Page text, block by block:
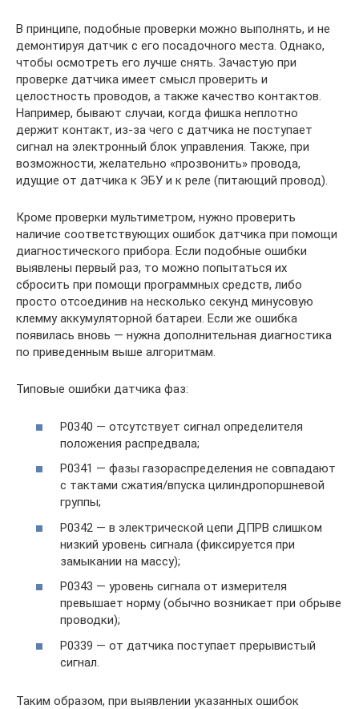
В принципе, подобные проверки можно выполнять, и не
демонтируя датчик с его посадочного места. Однако,
чтобы осмотреть его лучше снять. Зачастую при
проверке датчика имеет смысл проверить и
целостность проводов, а также качество контактов.
Например, бывают случаи, когда фишка неплотно
держит контакт, из-за чего с датчика не поступает
сигнал на электронный блок управления. Также, при
возможности, желательно «прозвонить» провода,
идущие от датчика к ЭБУ и к реле (питающий провод).
Кроме проверки мультиметром, нужно проверить
наличие соответствующих ошибок датчика при помощи
диагностического прибора. Если подобные ошибки
выявлены первый раз, то можно попытаться их
сбросить при помощи программных средств, либо
просто отсоединив на несколько секунд минусовую
клемму аккумуляторной батареи. Если же ошибка
появилась вновь — нужна дополнительная диагностика
по приведенным выше алгоритмам.
Типовые ошибки датчика фаз:
P0340 — отсутствует сигнал определителя
положения распредвала;
P0341 — фазы газораспределения не совпадают
с тактами сжатия/впуска цилиндропоршневой
группы;
P0342 — в электрической цепи ДПРВ слишком
низкий уровень сигнала (фиксируется при
замыкании на массу);
P0343 — уровень сигнала от измерителя
превышает норму (обычно возникает при обрыве
проводки);
P0339 — от датчика поступает прерывистый
сигнал.
Таким образом, при выявлении указанных ошибок